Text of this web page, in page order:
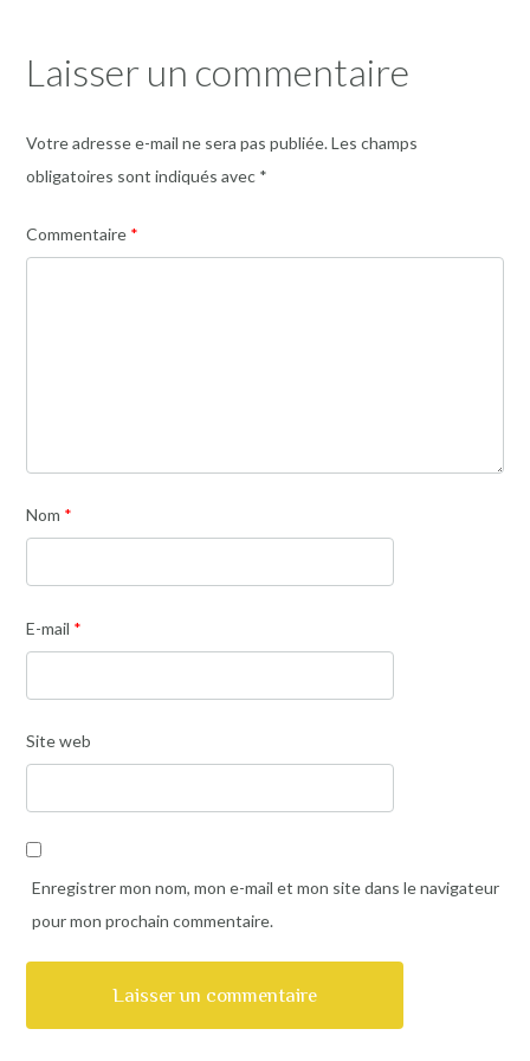
Laisser un commentaire
Votre adresse e-mail ne sera pas publiée.Les champs
obligatoires sont indiqués avec *
Commentaire *
Nom *
E-mail *
Site web
Enregistrer mon nom, mon e-mail et mon site dans le navigateur
pour mon prochain commentaire.